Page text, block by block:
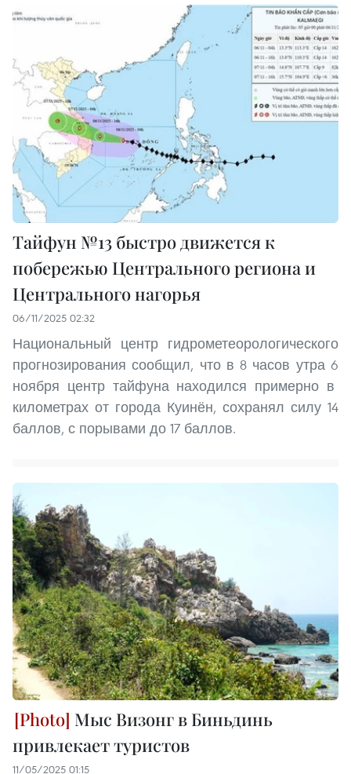
Тайфун №13 быстро движется к
побережью Центрального региона и
Центрального нагорья
06/11/2025 02:32
Национальный центр гидрометеорологического
прогнозирования сообщил, что в 8 часов утра 6
ноября центр тайфуна находился примерно в
километрах от города Куинён, сохранял силу 14
баллов, с порывами до 17 баллов.
Мыс Визонг в Биньдинь
привлекает туристов
11/05/2025 01:15